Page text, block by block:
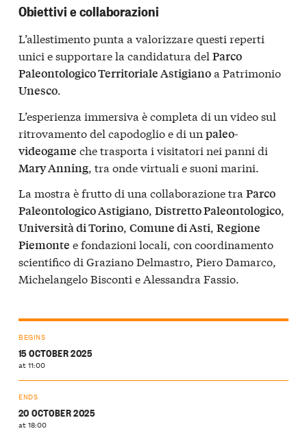
Obiettivi e collaborazioni
L’allestimento punta a valorizzare questi reperti
unici e supportare la candidatura del Parco
Paleontologico Territoriale Astigianoa Patrimonio
Unesco.
L’esperienza immersiva è completa di un video sul
ritrovamento del capodoglio e di un paleo-
videogame che trasporta i visitatori nei panni di
Mary Anning , tra onde virtuali e suoni marini.
La mostra è frutto di una collaborazione tra Parco
Paleontologico Astigiano, Distretto Paleontologico,
Università di Torino, Comune di Asti, Regione
Piemonte e fondazioni locali, con coordinamento
scientifico di Graziano Delmastro, Piero Damarco,
Michelangelo Bisconti e Alessandra Fassio.
BEGINS
15 OCTOBER 2025
at 11:00
ENDS
20 OCTOBER 2025
at 18:00